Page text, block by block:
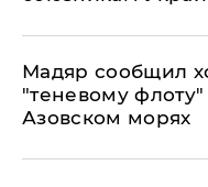
Мадяр сообщил
"теневому
Азовском морях